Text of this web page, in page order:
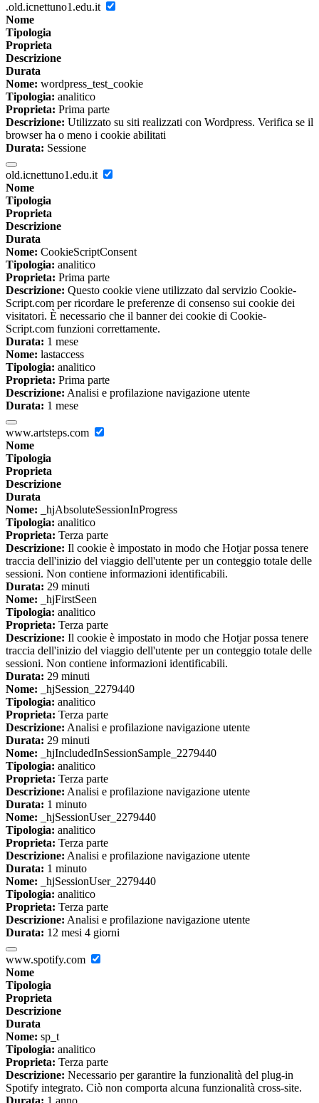
.old.icnettuno1.edu.it
Nome
Tipologia
Proprieta
Descrizione
Durata
Nome: wordpress_test_cookie
Tipologia: analitico
Proprieta: Prima parte
Descrizione: Utilizzato su siti realizzati con Wordpress. Verifica se il
browser ha o meno i cookie abilitati
Durata: Sessione
old.icnettuno1.edu.it
Nome
Tipologia
Proprieta
Descrizione
Durata
Nome: CookieScriptConsent
Tipologia: analitico
Proprieta: Prima parte
Descrizione: Questo cookie viene utilizzato dal servizio Cookie-
Script.com per ricordare le preferenze di consenso sui cookie dei
visitatori. È necessario che il banner dei cookie di Cookie-
Script.com funzioni correttamente.
Durata: 1 mese
Nome: lastaccess
Tipologia: analitico
Proprieta: Prima parte
Descrizione: Analisi e profilazione navigazione utente
Durata: 1 mese
www.artsteps.com
Nome
Tipologia
Proprieta
Descrizione
Durata
Nome: _hjAbsoluteSessionInProgress
Tipologia: analitico
Proprieta: Terza parte
Descrizione: Il cookie è impostato in modo che Hotjar possa tenere
traccia dell'inizio del viaggio dell'utente per un conteggio totale delle
sessioni. Non contiene informazioni identificabili.
Durata: 29 minuti
Nome: _hjFirstSeen
Tipologia: analitico
Proprieta: Terza parte
Descrizione: Il cookie è impostato in modo che Hotjar possa tenere
traccia dell'inizio del viaggio dell'utente per un conteggio totale delle
sessioni. Non contiene informazioni identificabili.
Durata: 29 minuti
Nome: _hjSession_2279440
Tipologia: analitico
Proprieta: Terza parte
Descrizione: Analisi e profilazione navigazione utente
Durata: 29 minuti
Nome: _hjIncludedInSessionSample_2279440
Tipologia: analitico
Proprieta: Terza parte
Descrizione: Analisi e profilazione navigazione utente
Durata: 1 minuto
Nome: _hjSessionUser_2279440
Tipologia: analitico
Proprieta: Terza parte
Descrizione: Analisi e profilazione navigazione utente
Durata: 1 minuto
Nome: _hjSessionUser_2279440
Tipologia: analitico
Proprieta: Terza parte
Descrizione: Analisi e profilazione navigazione utente
Durata: 12 mesi 4 giorni
www.spotify.com
Nome
Tipologia
Proprieta
Descrizione
Durata
Nome: sp_t
Tipologia: analitico
Proprieta: Terza parte
Descrizione: Necessario per garantire la funzionalità del plug-in
Spotify integrato. Ciò non comporta alcuna funzionalità cross-site.